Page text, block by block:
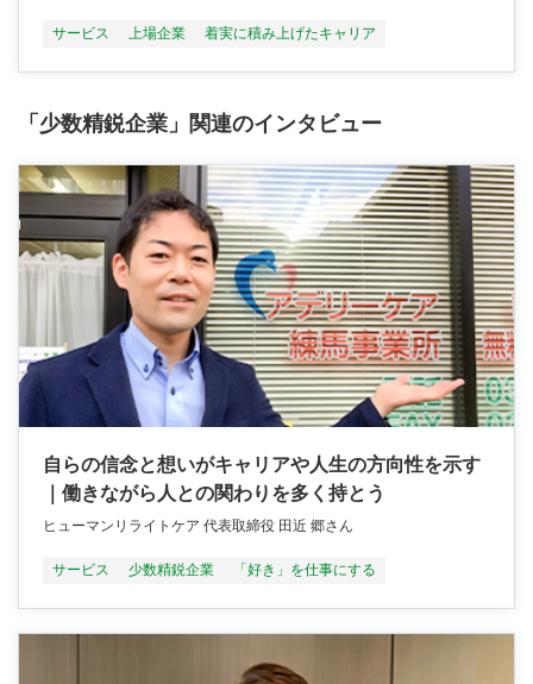
サービス 上場企業 着実に積み上げたキャリア
「少数精鋭企業」関連のインタビュー
自らの信念と想いがキャリアや人生の方向性を示す
｜働きながら人との関わりを多く持とう
ヒューマンリライトケア 代表取締役 田近 郷さん
サービス 少数精鋭企業 「好き」を仕事にする